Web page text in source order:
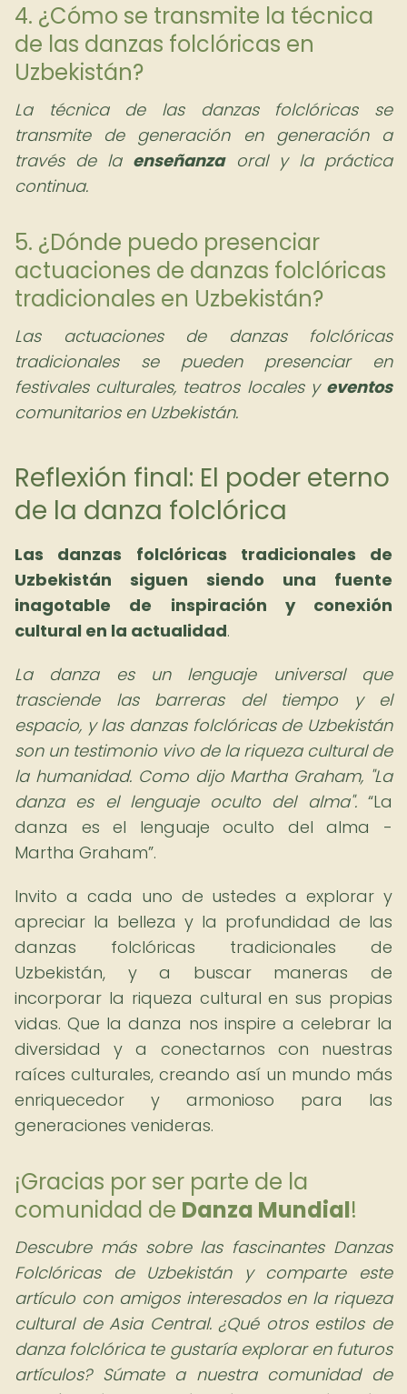
4. ¿Cómo se transmite la técnica
de las danzas folclóricas en
Uzbekistán?
La técnica de las danzas folclóricas se
transmite de generación en generación a
través de la enseñanzaoral y la práctica
continua.
5. ¿Dónde puedo presenciar
actuaciones de danzas folclóricas
tradicionales en Uzbekistán?
Las actuaciones de danzas folclóricas
tradicionales se pueden presenciar en
festivales culturales, teatros locales y eventos
comunitarios en Uzbekistán.
Reflexión final: El poder eterno
de la danza folclórica
Las danzas folclóricas tradicionales de
Uzbekistán siguen siendo una fuente
inagotable de inspiración y conexión
cultural en la actualidad.
La danza es un lenguaje universal que
trasciende las barreras del tiempo y el
espacio, y las danzas folclóricas de Uzbekistán
son un testimonio vivo de la riqueza cultural de
la humanidad. Como dijo Martha Graham, "La
danza es el lenguaje oculto del alma".
La
danza es el lenguaje oculto del alma -
Martha Graham .
Invito a cada uno de ustedes a explorar y
apreciar la belleza y la profundidad de las
danzas folclóricas tradicionales de
Uzbekistán, y a buscar maneras de
incorporar la riqueza cultural en sus propias
vidas. Que la danza nos inspire a celebrar la
diversidad y a conectarnos con nuestras
raíces culturales, creando así un mundo más
enriquecedor y armonioso para las
generaciones venideras.
¡Gracias por ser parte de la
comunidad de Danza Mundial!
Descubre más sobre las fascinantes Danzas
Folclóricas de Uzbekistán y comparte este
artículo con amigos interesados en la riqueza
cultural de Asia Central. ¿Qué otros estilos de
danza folclórica te gustaría explorar en futuros
artículos? Súmate a nuestra comunidad de